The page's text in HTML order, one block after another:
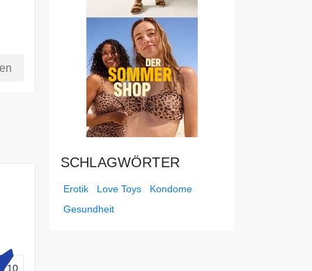
PT10
SCHLAGWÖRTER
Erotik Love Toys
Kondome
Gesundheit